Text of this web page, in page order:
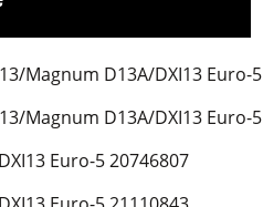
Magnum D13A/DXI13 Euro-5
Magnum D13A/DXI13 Euro-5
Euro-5 20746807